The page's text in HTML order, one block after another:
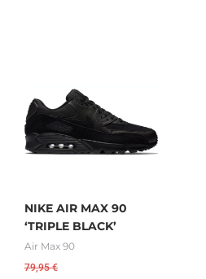
NIKE AIR MAX 90
‘TRIPLE BLACK’
Air Max 90
79,95€